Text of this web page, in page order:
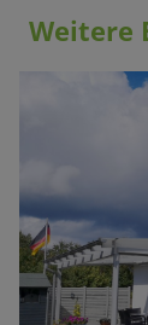
Weitere